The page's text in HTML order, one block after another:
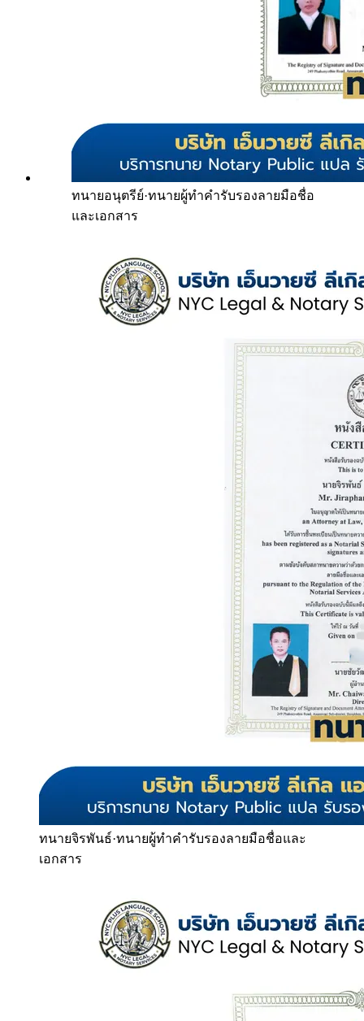
ทนายอนุตรีย์·ทนายผู้ทำคำรับรองลายมือชื่อ
และเอกสาร
ทนายจิรพันธ์·ทนายผู้ทำคำรับรองลายมือชื่อและ
เอกสาร